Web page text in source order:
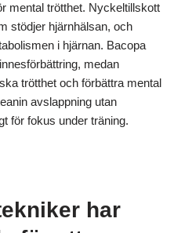
mental trötthet. Nyckeltillskott
stödjer hjärnhälsan, och
i hjärnan. Bacopa
medan
trötthet och förbättra mental
avslappning utan
för fokus under träning.